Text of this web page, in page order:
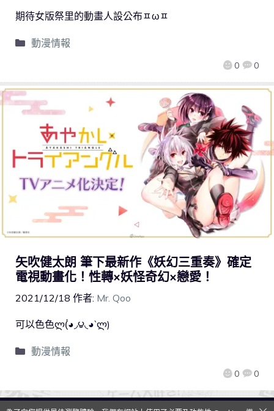
0 0
期待女版祭里的動畫人設公布ㅍωㅍ
動漫情報
矢吹健太朗 筆下最新作《妖幻三重奏》確定
電視動畫化！性轉×妖怪奇幻×戀愛！
2021/12/18 作者: Mr. Qoo
0 0
可以色色ლ(́◕◞౪◟◕‵ლ)
動漫情報